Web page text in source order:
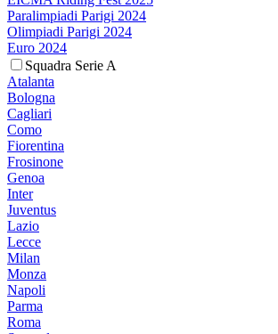
Paralimpiadi Parigi 2024
Olimpiadi Parigi 2024
Euro 2024
Squadra Serie A
Atalanta
Bologna
Cagliari
Como
Fiorentina
Frosinone
Genoa
Inter
Juventus
Lazio
Lecce
Milan
Monza
Napoli
Parma
Roma